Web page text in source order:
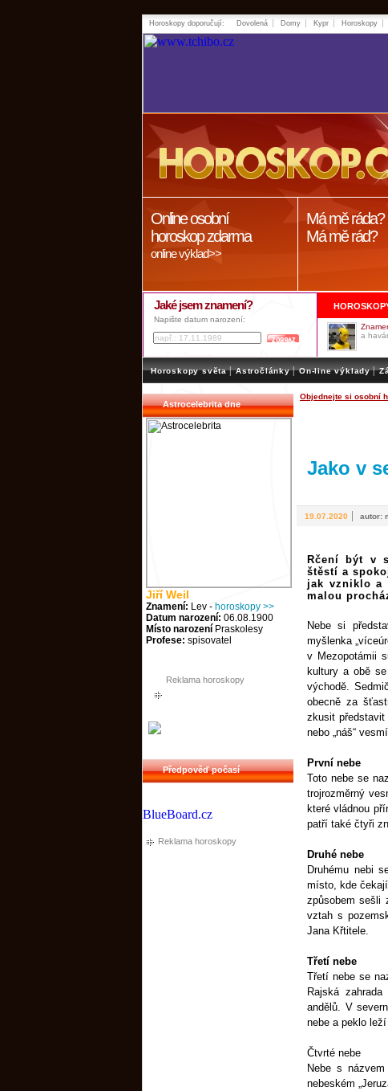
Horoskopy doporučují: Dovolená Domy Kypr Horoskopy
Online osobní
horoskop zdarma
online výklad>>
Má mě ráda?
Má mě rád?
Jaké jsem znamení?
Napište datum narození:
a
Horoskopy světa | Astročlánky | On-line výklady |
Astrocelebrita dne
Jiří Weil
Znamení: Lev - horoskopy >>
Datum narození: 06.08.1900
Místo narození Praskolesy
Profese: spisovatel
Reklama horoskopy
Předpověď počasí
BlueBoard.cz
Reklama horoskopy
Objednejte si osobní
Jako v
19.07.2020 | autor:
Rčení být v
štěstí a
jak vzniklo a
malou
Nebe si
myšlenka
v Mezopotámii
kultury a obě
východě.
obecně za
zkusit
nebo „náš“
První nebe
Toto nebe se
trojrozměrný
které vládnou
patří také čtyři
Druhé nebe
Druhému nebi
místo, kde
způsobem sešli
vztah s
Jana Křtitele.
Třetí nebe
Třetí nebe se
Rajská
andělů. V
nebe a peklo
Čtvrté nebe
Nebe s
nebeském